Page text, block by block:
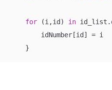
for (i,id) in
        idNumber[id]
= i
    }